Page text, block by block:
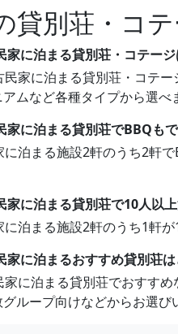
貸別荘・コ
家に泊まる貸別荘・コテー
民家に泊まる貸別荘・コテ
ムなど各種タイプから選べ
家に泊まる貸別荘でBBQも
に泊まる施設2軒のうち2軒
家に泊まる貸別荘で10人以
に泊まる施設2軒のうち1軒
家に泊まるおすすめ貸別荘
家に泊まる貸別荘でおすす
ループ向けなどからお選び